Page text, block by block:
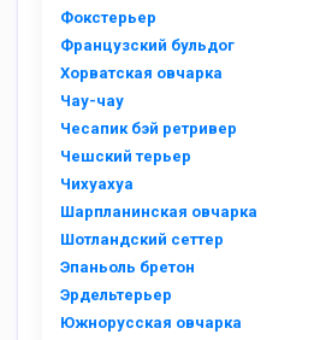
Фокстерьер
Французский бульдог
Хорватская овчарка
Чау-чау
Чесапик бэй ретривер
Чешский терьер
Чихуахуа
Шарпланинская овчарка
Шотландский сеттер
Эпаньоль бретон
Эрдельтерьер
Южнорусская овчарка